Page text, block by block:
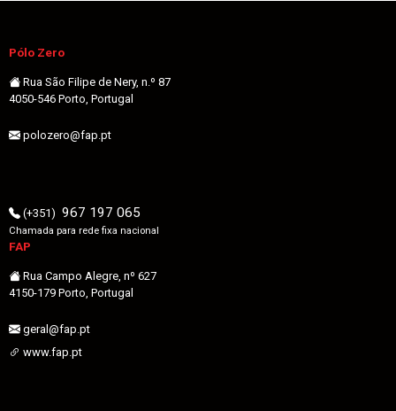
Pólo Zero
Rua São Filipe de Nery, n.º 87
4050-546 Porto, Portugal
polozero@fap.pt
(+351) 967 197 065
Chamada para rede fixa nacional
FAP
Rua Campo Alegre, nº 627
4150-179 Porto, Portugal
geral@fap.pt
www.fap.pt